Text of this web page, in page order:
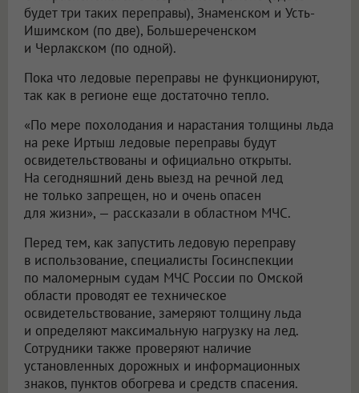
будет три таких переправы), Знаменском и Усть-
Ишимском (по две), Большереченском
и Черлакском (по одной).
Пока что ледовые переправы не функционируют,
так как в регионе еще достаточно тепло.
«По мере похолодания и нарастания толщины льда
на реке Иртыш ледовые переправы будут
освидетельствованы и официально открыты.
На сегодняшний день выезд на речной лед
не только запрещен, но и очень опасен
для жизни», — рассказали в областном МЧС.
Перед тем, как запустить ледовую переправу
в использование, специалисты Госинспекции
по маломерным судам МЧС России по Омской
области проводят ее техническое
освидетельствование, замеряют толщину льда
и определяют максимальную нагрузку на лед.
Сотрудники также проверяют наличие
установленных дорожных и информационных
знаков, пунктов обогрева и средств спасения.